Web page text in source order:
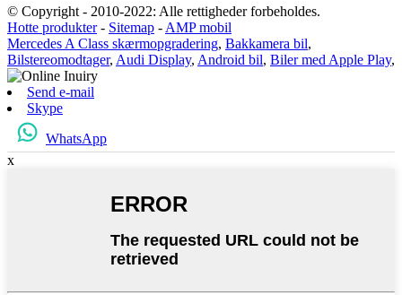
© Copyright - 2010-2022: Alle rettigheder forbeholdes.
Hotte produkter- Sitemap - AMP mobil
Mercedes A Class skærmopgradering, Bakkamera bil,
Bilstereomodtager, Audi Display, Android bil, Biler med Apple Play,
Send e-mail
Skype
WhatsApp
x